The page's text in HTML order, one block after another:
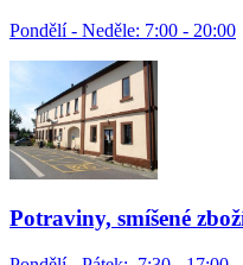
Pondělí - Neděle: 7:00 - 20:00
Potraviny, smíšené